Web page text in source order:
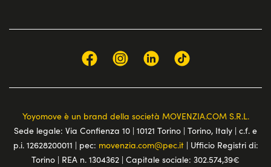
Yoyomove è un brand della società MOVENZIA.COM S.R.L.
Sede legale: Via Confienza 10 | 10121 Torino | Torino, Italy | c.f. e
p.i. 12628200011 | pec: movenzia.com@pec.it| Ufficio Registri di:
Torino | REA n. 1304362 | Capitale sociale: 302.574,39€